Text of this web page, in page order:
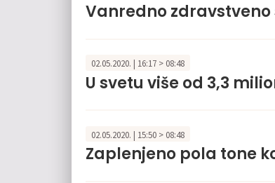
Vanredno zdravstveno
02.05.2020. | 16:17 > 08:48
U svetu više od 3,3
02.05.2020. | 15:50 > 08:48
Zaplenjeno pola tone